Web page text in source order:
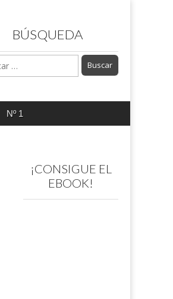
BÚSQUEDA
Nº 1
¡CONSIGUE EL
EBOOK!